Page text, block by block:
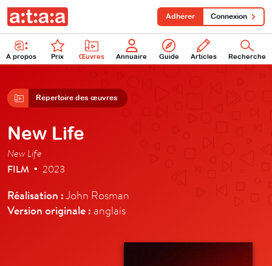
À propos Prix Œuvres Annuaire Guide Articles Recherche
Adhérer Connexion
Répertoire des œuvres
New Life
New Life
FILM • 2023
Réalisation :John Rosman
Version originale : anglais